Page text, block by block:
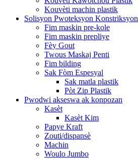
Kouvèti machin plastik
Solisyon Pwoteksyon Konstriksyon
Fim maskin pre-kole
Fim maskin prepliye
Fèy Gout
Twous Maskaj Penti
Fim bilding
Sak Fòm Espesyal
Sak matla plastik
Pòt Zip Plastik
Pwodwi akseswa ak konpozan
Kasèt
Kasèt Kim
Papye Kraft
Zouti/dispansè
Machin
Woulo Jumbo